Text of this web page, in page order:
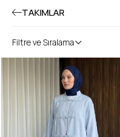
TAKIMLAR
Filtre ve Sıralama